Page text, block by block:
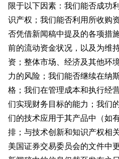
限于以下因素：我们能否成功
识产权；我们能否利用所收购
否凭借新闻稿中提及的各项措
前的流动资金状况，以及为维
资；整体市场、经济及其他环
力的风险；我们能否继续在纳
格；我们在管理成本和执行经
们实现财务目标的能力；我们
们的技术应用于其产品中（如
排；与技术创新和知识产权相
美国证券交易委员会的文件中